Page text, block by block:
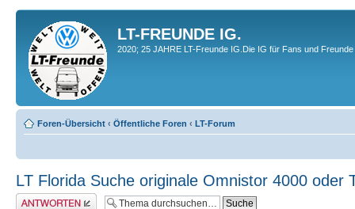
LT-FREUNDE IG.
2020; 25 JAHRE LT-Freunde IG.Die IG für Fans und
Foren-Übersicht ‹ Öffentliche Foren ‹ LT-Forum
LT Florida Suche originale Omnistor 4000 oder
Antwort erstellen